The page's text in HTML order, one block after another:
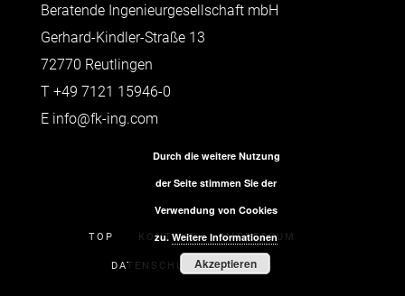
Beratende Ingenieurgesellschaft mbH
Gerhard-Kindler-Straße 13
72770 Reutlingen
T +49 7121 15946-0
E info@fk-ing.com
TOP KONTAKT IMPRESSUM
DATENSCHUTZERKLÄRUNG
Durch die weitere Nutzung
der Seite stimmen Sie der
Verwendung von Cookies
zu.Weitere Informationen
Akzeptieren